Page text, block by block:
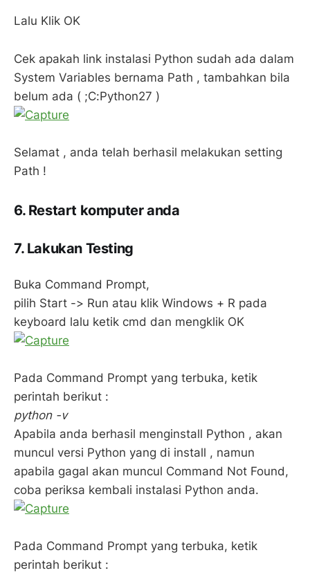
Lalu Klik OK
Cek apakah link instalasi Python sudah ada dalam
System Variables bernama Path , tambahkan bila
belum ada ( ;C:Python27 )
Selamat , anda telah berhasil melakukan setting
Path !
6. Restart komputer anda
7. Lakukan Testing
Buka Command Prompt,
pilih Start -> Run atau klik Windows + R pada
keyboard lalu ketik cmd dan mengklik OK
Pada Command Prompt yang terbuka, ketik
perintah berikut :
python -v
Apabila anda berhasil menginstall Python , akan
muncul versi Python yang di install , namun
apabila gagal akan muncul Command Not Found,
coba periksa kembali instalasi Python anda.
Pada Command Prompt yang terbuka, ketik
perintah berikut :